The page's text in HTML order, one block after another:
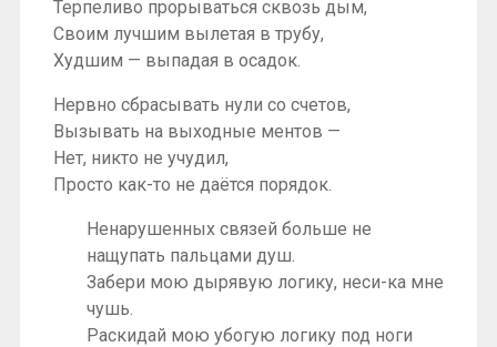
Терпеливо прорываться сквозь дым,
Своим лучшим вылетая в трубу,
Худшим — выпадая в осадок.
Нервно сбрасывать нули со счетов,
Вызывать на выходные ментов —
Нет, никто не учудил,
Просто как-то не даётся порядок.
Ненарушенных связей больше не
нащупать пальцами душ.
Забери мою дырявую логику, неси-ка мне
чушь.
Раскидай мою убогую логику под ноги